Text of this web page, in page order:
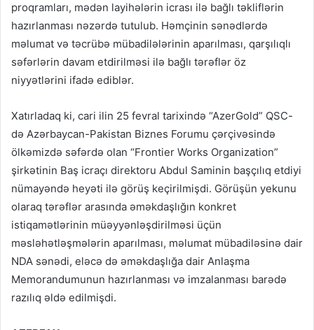
proqramları, mədən layihələrin icrası ilə bağlı təkliflərin
hazırlanması nəzərdə tutulub. Həmçinin sənədlərdə
məlumat və təcrübə mübadilələrinin aparılması, qarşılıqlı
səfərlərin davam etdirilməsi ilə bağlı tərəflər öz
niyyətlərini ifadə ediblər.
Xatırladaq ki, cari ilin 25 fevral tarixində “AzerGold” QSC-
də Azərbaycan-Pakistan Biznes Forumu çərçivəsində
ölkəmizdə səfərdə olan “Frontier Works Organization”
şirkətinin Baş icraçı direktoru Abdul Saminin başçılıq etdiyi
nümayəndə heyəti ilə görüş keçirilmişdi. Görüşün yekunu
olaraq tərəflər arasında əməkdaşlığın konkret
istiqamətlərinin müəyyənləşdirilməsi üçün
məsləhətləşmələrin aparılması, məlumat mübadiləsinə dair
NDA sənədi, eləcə də əməkdaşlığa dair Anlaşma
Memorandumunun hazırlanması və imzalanması barədə
razılıq əldə edilmişdi.